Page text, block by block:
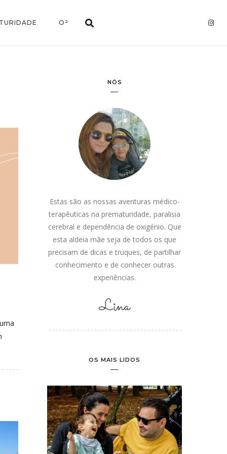
O²
NÓS
Estas são as nossas aventuras médico-
terapêuticas na prematuridade, paralisia
cerebral e dependência de oxigénio. Que
esta aldeia mãe seja de todos os que
precisam de dicas e truques, de partilhar
conhecimento e de conhecer outras
experiências.
Lina
OS MAIS LIDOS